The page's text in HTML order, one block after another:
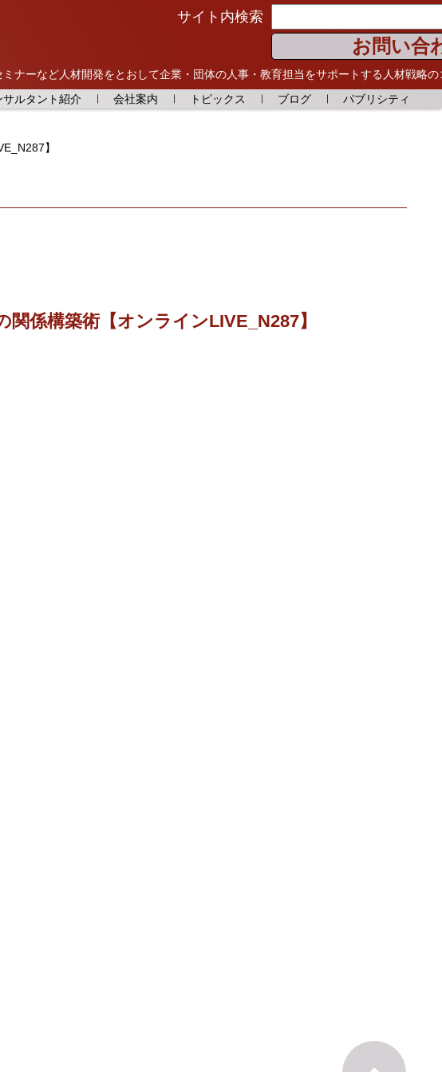
サイト内検索
お問い合
ナーなど人材開発をとおして企業・団体の人事・教育担当をサポートする人材戦略
サルタント紹介 会社案内 トピックス ブログ パブリシティ
】
係構築術【オンラインLIVE_N287】